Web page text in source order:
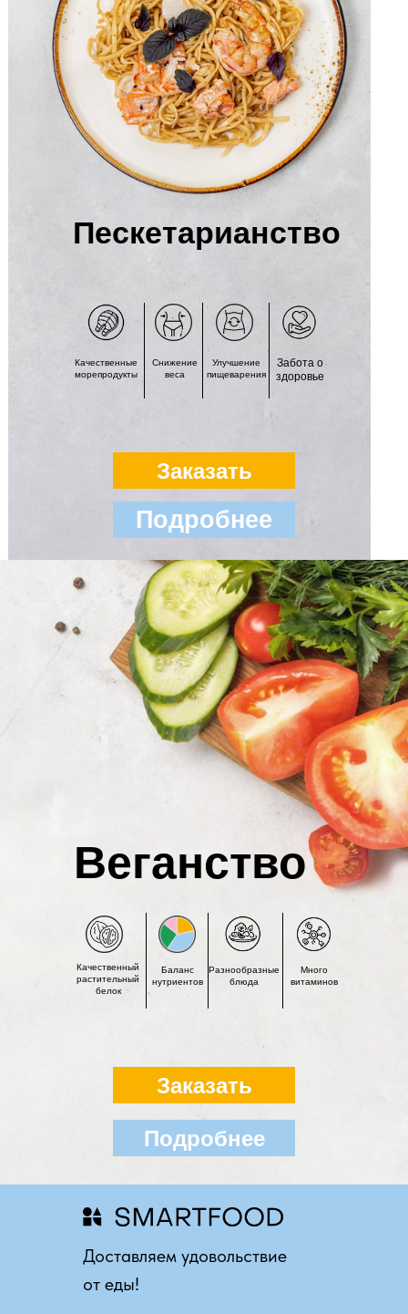
Пескетарианство
Снижение
веса
Улучшение
пищеварения
Забота о
здоровье
Качественные
морепродукты
Заказать
Подробнее
Веганство
Баланс
нутриентов
Разнообразные
блюда
Много
витаминов
Качественный
растительный
белок
Заказать
Подробнее
Доставляем удовольствие
от еды!